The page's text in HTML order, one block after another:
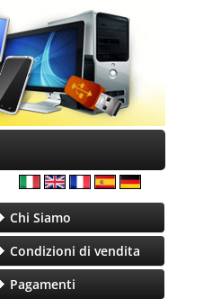
Chi Siamo
Condizioni di vendita
Pagamenti